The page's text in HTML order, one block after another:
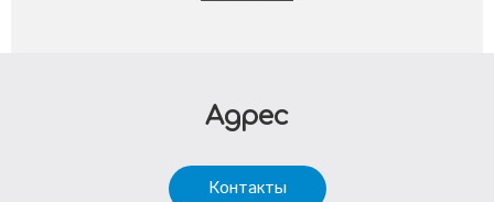
Адрес
Контакты